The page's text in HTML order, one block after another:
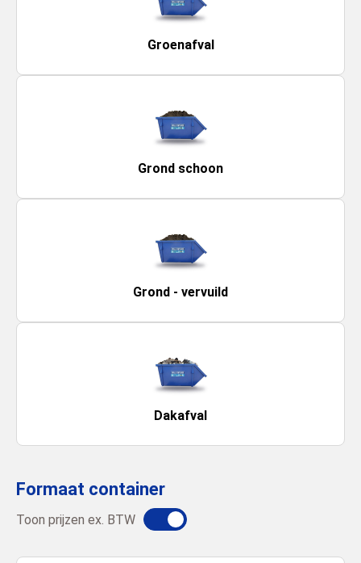
Groenafval
Grond schoon
Grond - vervuild
Dakafval
Formaat container
Toon prijzen ex. BTW